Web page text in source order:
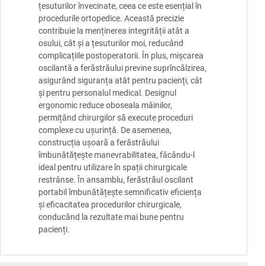
țesuturilor învecinate, ceea ce este esențial în
procedurile ortopedice. Această precizie
contribuie la menținerea integrității atât a
osului, cât și a țesuturilor moi, reducând
complicațiile postoperatorii. În plus, mișcarea
oscilantă a ferăstrăului previne suprîncălzirea,
asigurând siguranța atât pentru pacienți, cât
și pentru personalul medical. Designul
ergonomic reduce oboseala mâinilor,
permițând chirurgilor să execute proceduri
complexe cu ușurință. De asemenea,
construcția ușoară a ferăstrăului
îmbunătățește manevrabilitatea, făcându-l
ideal pentru utilizare în spații chirurgicale
restrânse. În ansamblu, ferăstrăul oscilant
portabil îmbunătățește semnificativ eficiența
și eficacitatea procedurilor chirurgicale,
conducând la rezultate mai bune pentru
pacienți.